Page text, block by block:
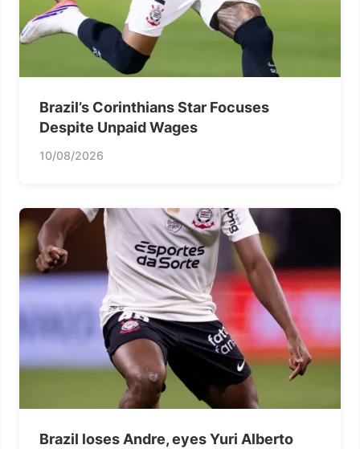
Brazil’s Corinthians Star Focuses
Despite Unpaid Wages
10/08/2026
Brazil loses Andre, eyes Yuri Alberto